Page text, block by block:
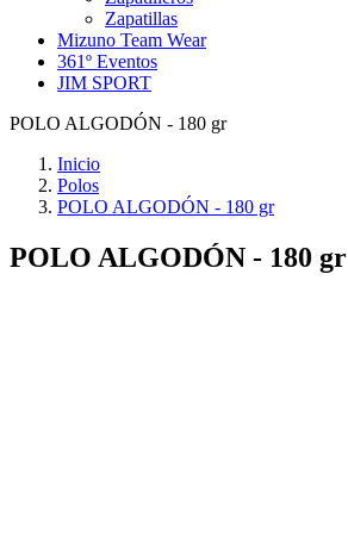
Zapatillas
Mizuno Team Wear
361º Eventos
JIM SPORT
POLO ALGODÓN - 180 gr
Inicio
Polos
POLO ALGODÓN - 180 gr
POLO ALGODÓN - 180 gr